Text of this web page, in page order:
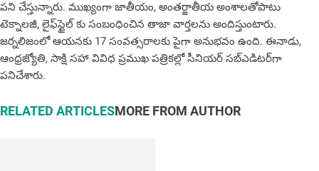
పని చేస్తున్నారు. ముఖ్యంగా జాతీయం, అంత‌ర్జాతీయ అంశాల‌తోపాటు
టెక్నాల‌జీ, లైఫ్‌స్టైల్‌ కు సంబంధించిన తాజా వార్తల‌ను అందిస్తుంటారు.
జర్నలిజంలో ఆయ‌న‌కు 17 సంవత్సరాలకు పైగా అనుభవం ఉంది. ఈనాడు,
ఆంధ్ర‌జ్యోతి, సాక్షి స‌హా వివిధ ప్ర‌ముఖ‌ ప‌త్రిక‌ల్లో సీనియ‌ర్‌ స‌బ్ఎడిట‌ర్‌గా
ప‌నిచేశారు.
RELATED ARTICLESMORE FROM AUTHOR